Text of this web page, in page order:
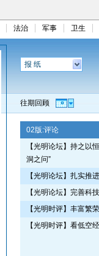
法治 军事 卫生
报 纸
往期回顾
02版:评论
【光明论坛】持之以
洞之问”
【光明论坛】扎实推
【光明论坛】完善科
【光明时评】丰富繁
【光明时评】看低空